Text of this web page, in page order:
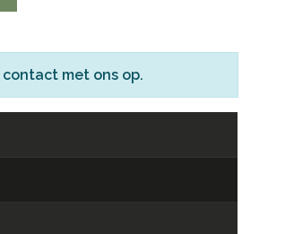
contact met ons op.